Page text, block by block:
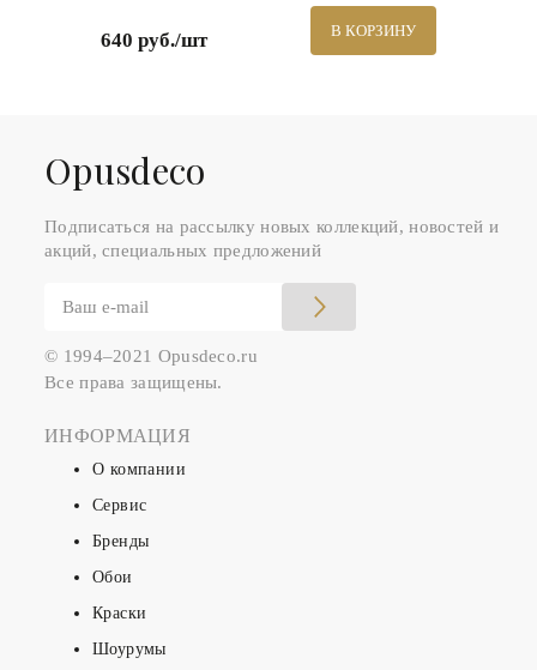
640 руб./шт В КОРЗИНУ
Оpusdeco
Подписаться на рассылку новых коллекций, новостей и
акций, специальных предложений
© 1994–2021 Opusdeco.ru
Все права защищены.
ИНФОРМАЦИЯ
О компании
Сервис
Бренды
Обои
Краски
Шоурумы